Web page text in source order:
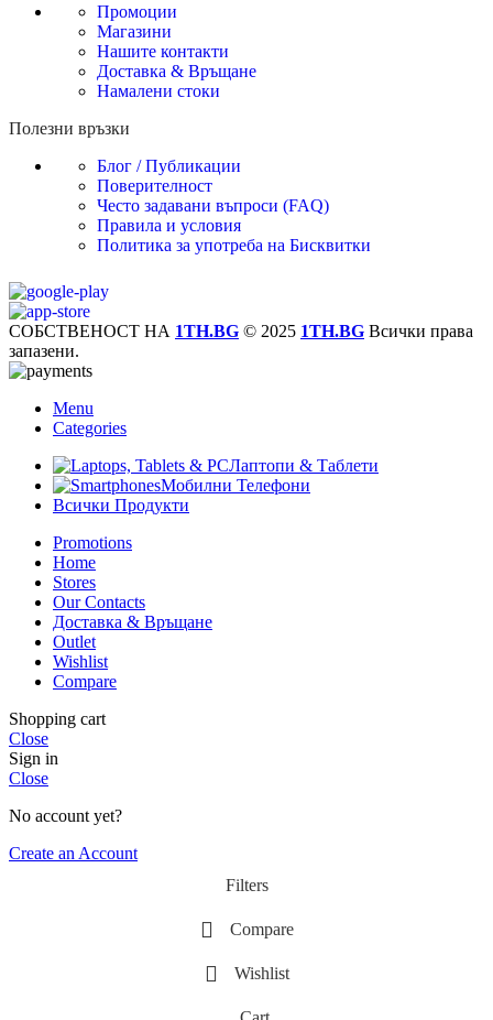
Промоции
Магазини
Нашите контакти
Доставка & Връщане
Намалени стоки
Полезни връзки
Блог / Публикации
Поверителност
Често задавани въпроси (FAQ)
Правила и условия
Политика за употреба на Бисквитки
СОБСТВЕНОСТ НА 1TH.BG © 2025 1TH.BG Всички права
запазени.
Menu
Categories
Лаптопи & Таблети
Мобилни Телефони
Всички Продукти
Promotions
Home
Stores
Our Contacts
Доставка & Връщане
Outlet
Wishlist
Compare
Shopping cart
Close
Sign in
Close
No account yet?
Create an Account
Filters
Compare
Wishlist